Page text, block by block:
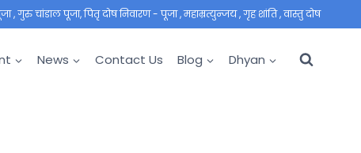
, गुरु चांडाल पूजा, पितृ दोष निवारण - पूजा , महाम्रत्युन्जय , गृह शांति , वास्तु दोष
News Contact Us Blog Dhyan